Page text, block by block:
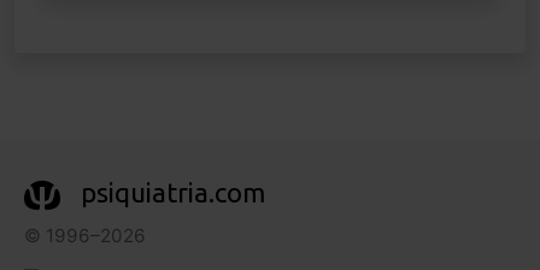
psiquiatria.com
© 1996–2026